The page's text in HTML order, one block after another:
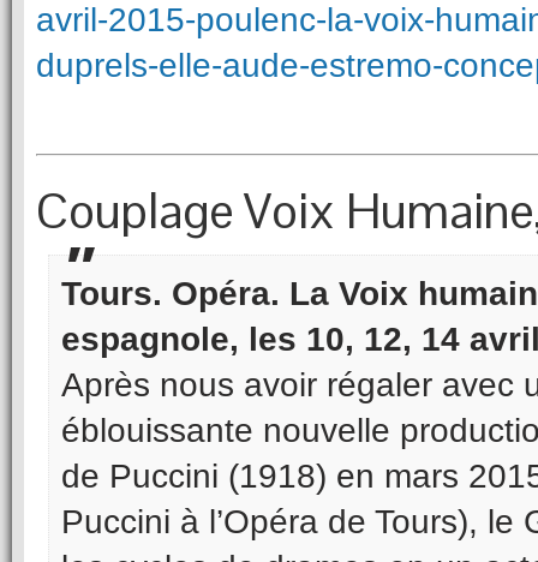
avril-2015-poulenc-la-voix-
duprels-elle-aude-estremo-
Couplage Voix
Tours. Opéra. La Voix
espagnole, les 10, 12, 14
Après nous avoir régaler avec
éblouissante nouvelle
de Puccini (1918) en mars
Puccini à l’Opéra de Tours),